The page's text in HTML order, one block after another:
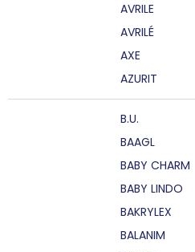
AVRILE
AVRILÉ
AXE
AZURIT
B.U.
BAAGL
BABY CHARM
BABY LINDO
BAKRYLEX
BALANIM